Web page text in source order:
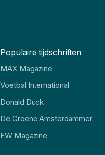
Populaire tijdschriften
MAX Magazine
Voetbal International
Donald Duck
De Groene Amsterdammer
EW Magazine